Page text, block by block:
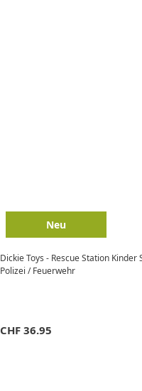
Neu
Dickie Toys - Rescue Station
Polizei / Feuerwehr
CHF 36.95